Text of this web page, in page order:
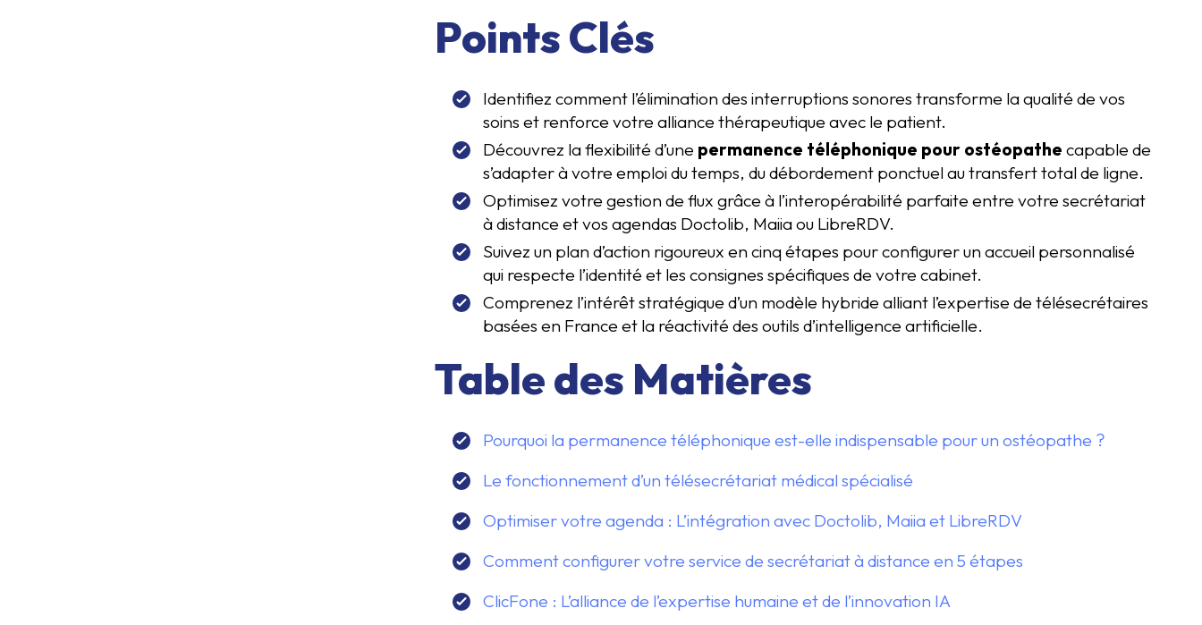
Points Clés
Identifiez comment l’élimination des interruptions sonores transforme la qualité de vos
soins et renforce votre alliance thérapeutique avec le patient.
Découvrez la flexibilité d’une permanence téléphonique pour ostéopathe capable de
s’adapter à votre emploi du temps, du débordement ponctuel au transfert total de ligne.
Optimisez votre gestion de flux grâce à l’interopérabilité parfaite entre votre secrétariat
à distance et vos agendas Doctolib, Maiia ou LibreRDV.
Suivez un plan d’action rigoureux en cinq étapes pour configurer un accueil personnalisé
qui respecte l’identité et les consignes spécifiques de votre cabinet.
Comprenez l’intérêt stratégique d’un modèle hybride alliant l’expertise de télésecrétaires
basées en France et la réactivité des outils d’intelligence artificielle.
Table des Matières
Pourquoi la permanence téléphonique est-elle indispensable pour un ostéopathe ?
Le fonctionnement d’un télésecrétariat médical spécialisé
Optimiser votre agenda : L’intégration avec Doctolib, Maiia et LibreRDV
Comment configurer votre service de secrétariat à distance en 5 étapes
ClicFone : L’alliance de l’expertise humaine et de l’innovation IA